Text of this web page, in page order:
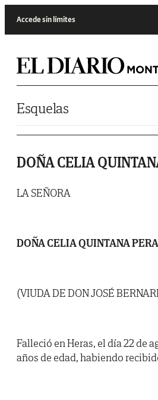
Accede sin límites
Esquelas
DOÑA CELIA
LA SEÑORA
DOÑA CELIA QUINTANA
(VIUDA DE DON JOSÉ
Falleció en Heras, el día 22 de
años de edad, habiendo